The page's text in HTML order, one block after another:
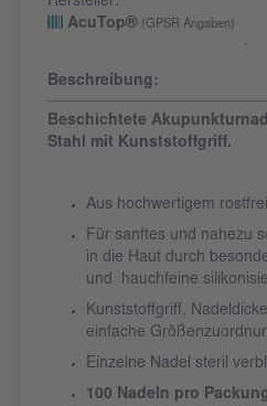
AcuTop®
(GPSR Angaben)
Beschreibung:
Beschichtete
Stahl mit Kunststoffgriff.
Aus hochwertigem
Für sanftes und nahezu
in die Haut durch
und hauchfeine
Kunststoffgriff,
einfache
Einzelne Nadel steril
100 Nadeln pro Packung